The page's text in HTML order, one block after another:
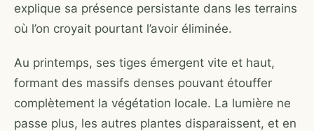
explique sa présence persistante dans les terrains
où l’on croyait pourtant l’avoir éliminée.
Au printemps, ses tiges émergent vite et haut,
formant des massifs denses pouvant étouffer
complètement la végétation locale. La lumière ne
passe plus, les autres plantes disparaissent, et en